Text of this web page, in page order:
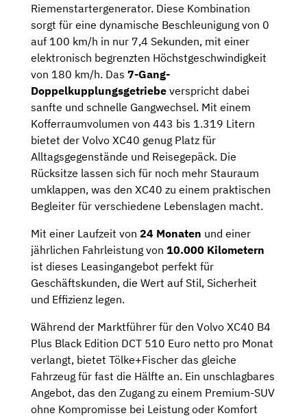
Riemenstartergenerator. Diese Kombination
sorgt für eine dynamische Beschleunigung von 0
auf 100 km/h in nur 7,4 Sekunden, mit einer
elektronisch begrenzten Höchstgeschwindigkeit
von 180 km/h. Das 7-Gang-
Doppelkupplungsgetriebe verspricht dabei
sanfte und schnelle Gangwechsel. Mit einem
Kofferraumvolumen von 443 bis 1.319 Litern
bietet der Volvo XC40 genug Platz für
Alltagsgegenstände und Reisegepäck. Die
Rücksitze lassen sich für noch mehr Stauraum
umklappen, was den XC40 zu einem praktischen
Begleiter für verschiedene Lebenslagen macht.
Mit einer Laufzeit von 24 Monaten und einer
jährlichen Fahrleistung von 10.000 Kilometern
ist dieses Leasingangebot perfekt für
Geschäftskunden, die Wert auf Stil, Sicherheit
und Effizienz legen.
Während der Marktführer für den Volvo XC40 B4
Plus Black Edition DCT 510 Euro netto pro Monat
verlangt, bietet Tölke+Fischer das gleiche
Fahrzeug für fast die Hälfte an. Ein unschlagbares
Angebot, das den Zugang zu einem Premium-SUV
ohne Kompromisse bei Leistung oder Komfort